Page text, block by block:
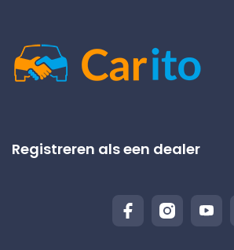
Registreren als een dealer